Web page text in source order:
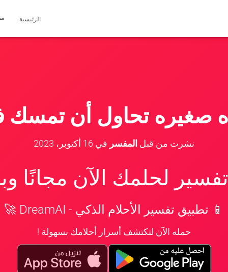
الرئيسية
صغيره تحاول أن تمسك
نشرت من قبل المفسر في 16 أكتوبر، 2023
لحلمك الآن مجانًا
📱 تطبيق تفسير الأحلام الذكي - DreamAI 🚀
حمله الآن لتكتشف أسرار أحلامك بسهولة !